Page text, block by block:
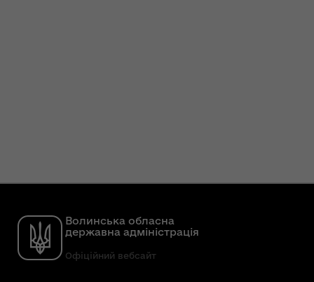
Волинська обласна
державна адміністрація
Офіційний вебсайт